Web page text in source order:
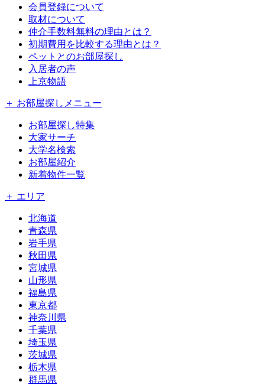
会員登録について
取材について
仲介手数料無料の理由とは？
初期費用を比較する理由とは？
ペットとのお部屋探し
入居者の声
上京物語
＋ お部屋探しメニュー
お部屋探し特集
大家サーチ
大学名検索
お部屋紹介
新着物件一覧
＋ エリア
北海道
青森県
岩手県
秋田県
宮城県
山形県
福島県
東京都
神奈川県
千葉県
埼玉県
茨城県
栃木県
群馬県